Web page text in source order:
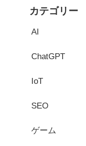
カテゴリー
AI
ChatGPT
IoT
SEO
ゲーム